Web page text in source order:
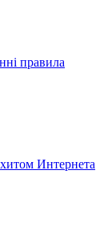
правила
Интернета